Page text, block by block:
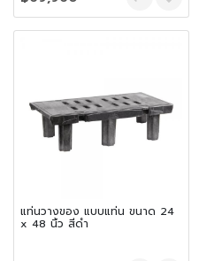
แท่นวางของ แบบแท่น ขนาด 24
x 48 นิ้ว สีดำ